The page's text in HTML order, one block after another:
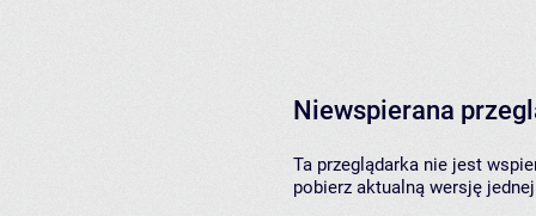
Niewspierana
Ta przeglądarka nie jest
pobierz aktualną wersję